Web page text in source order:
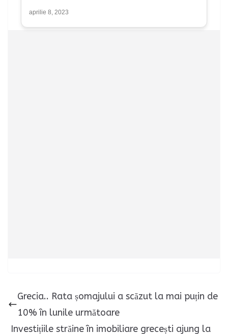
aprilie 8, 2023
Grecia.. Rata șomajului a scăzut la mai puțin de
10% în lunile următoare
Investițiile străine în imobiliare grecești ajung la